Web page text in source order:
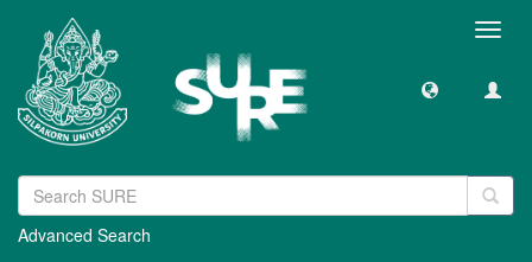
Advanced Search